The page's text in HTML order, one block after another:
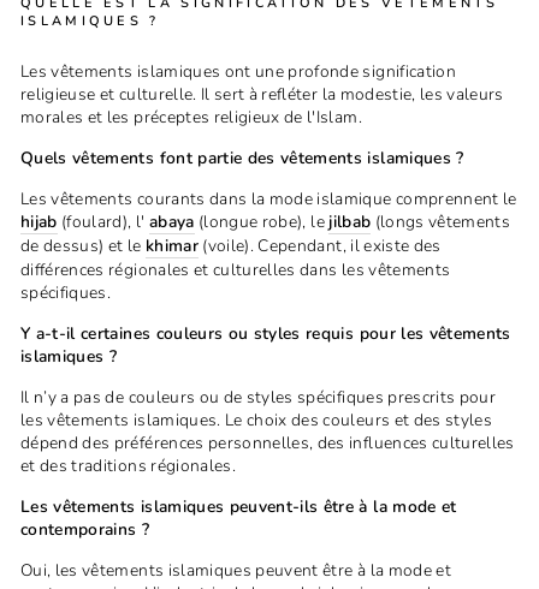
ISLAMIQUES ?
Les vêtements islamiques ont une profonde signification
religieuse et culturelle. Il sert à refléter la modestie, les valeurs
morales et les préceptes religieux de l'Islam.
Quels vêtements font partie des vêtements islamiques ?
Les vêtements courants dans la mode islamique comprennent le
hijab (foulard), l' abaya (longue robe), le jilbab (longs vêtements
de dessus) et le khimar(voile). Cependant, il existe des
différences régionales et culturelles dans les vêtements
spécifiques.
Y a-t-il certaines couleurs ou styles requis pour les vêtements
islamiques ?
Il n’y a pas de couleurs ou de styles spécifiques prescrits pour
les vêtements islamiques. Le choix des couleurs et des styles
dépend des préférences personnelles, des influences culturelles
et des traditions régionales.
Les vêtements islamiques peuvent-ils être à la mode et
contemporains ?
Oui, les vêtements islamiques peuvent être à la mode et